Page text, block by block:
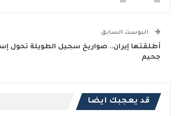
البوست السابق
أطلقتها إيران.. صواريخ سجيل الطويلة تحول
جحيم
قد يعجبك ايضا